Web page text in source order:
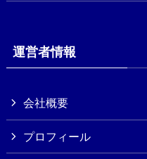
運営者情報
会社概要
プロフィール